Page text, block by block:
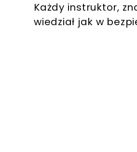
Każdy instruktor,
wiedział jak w